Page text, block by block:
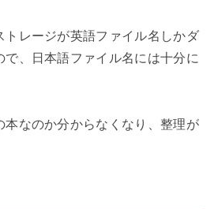
トレージが英語ファイル名しかダ
で、日本語ファイル名には十分に
本なのか分からなくなり、整理が